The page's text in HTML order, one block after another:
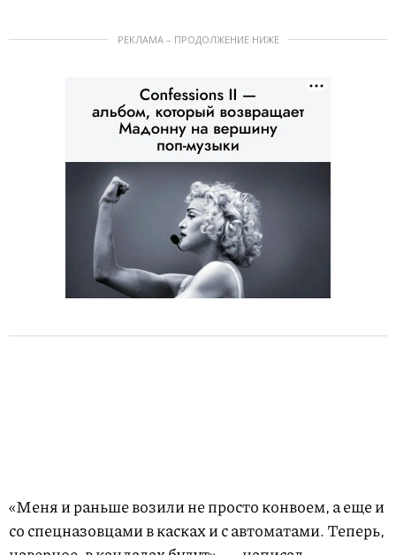
РЕКЛАМА – ПРОДОЛЖЕНИЕ НИЖЕ
«Меня и раньше возили не просто конвоем, а еще и
со спецназовцами в касках и с автоматами. Теперь,